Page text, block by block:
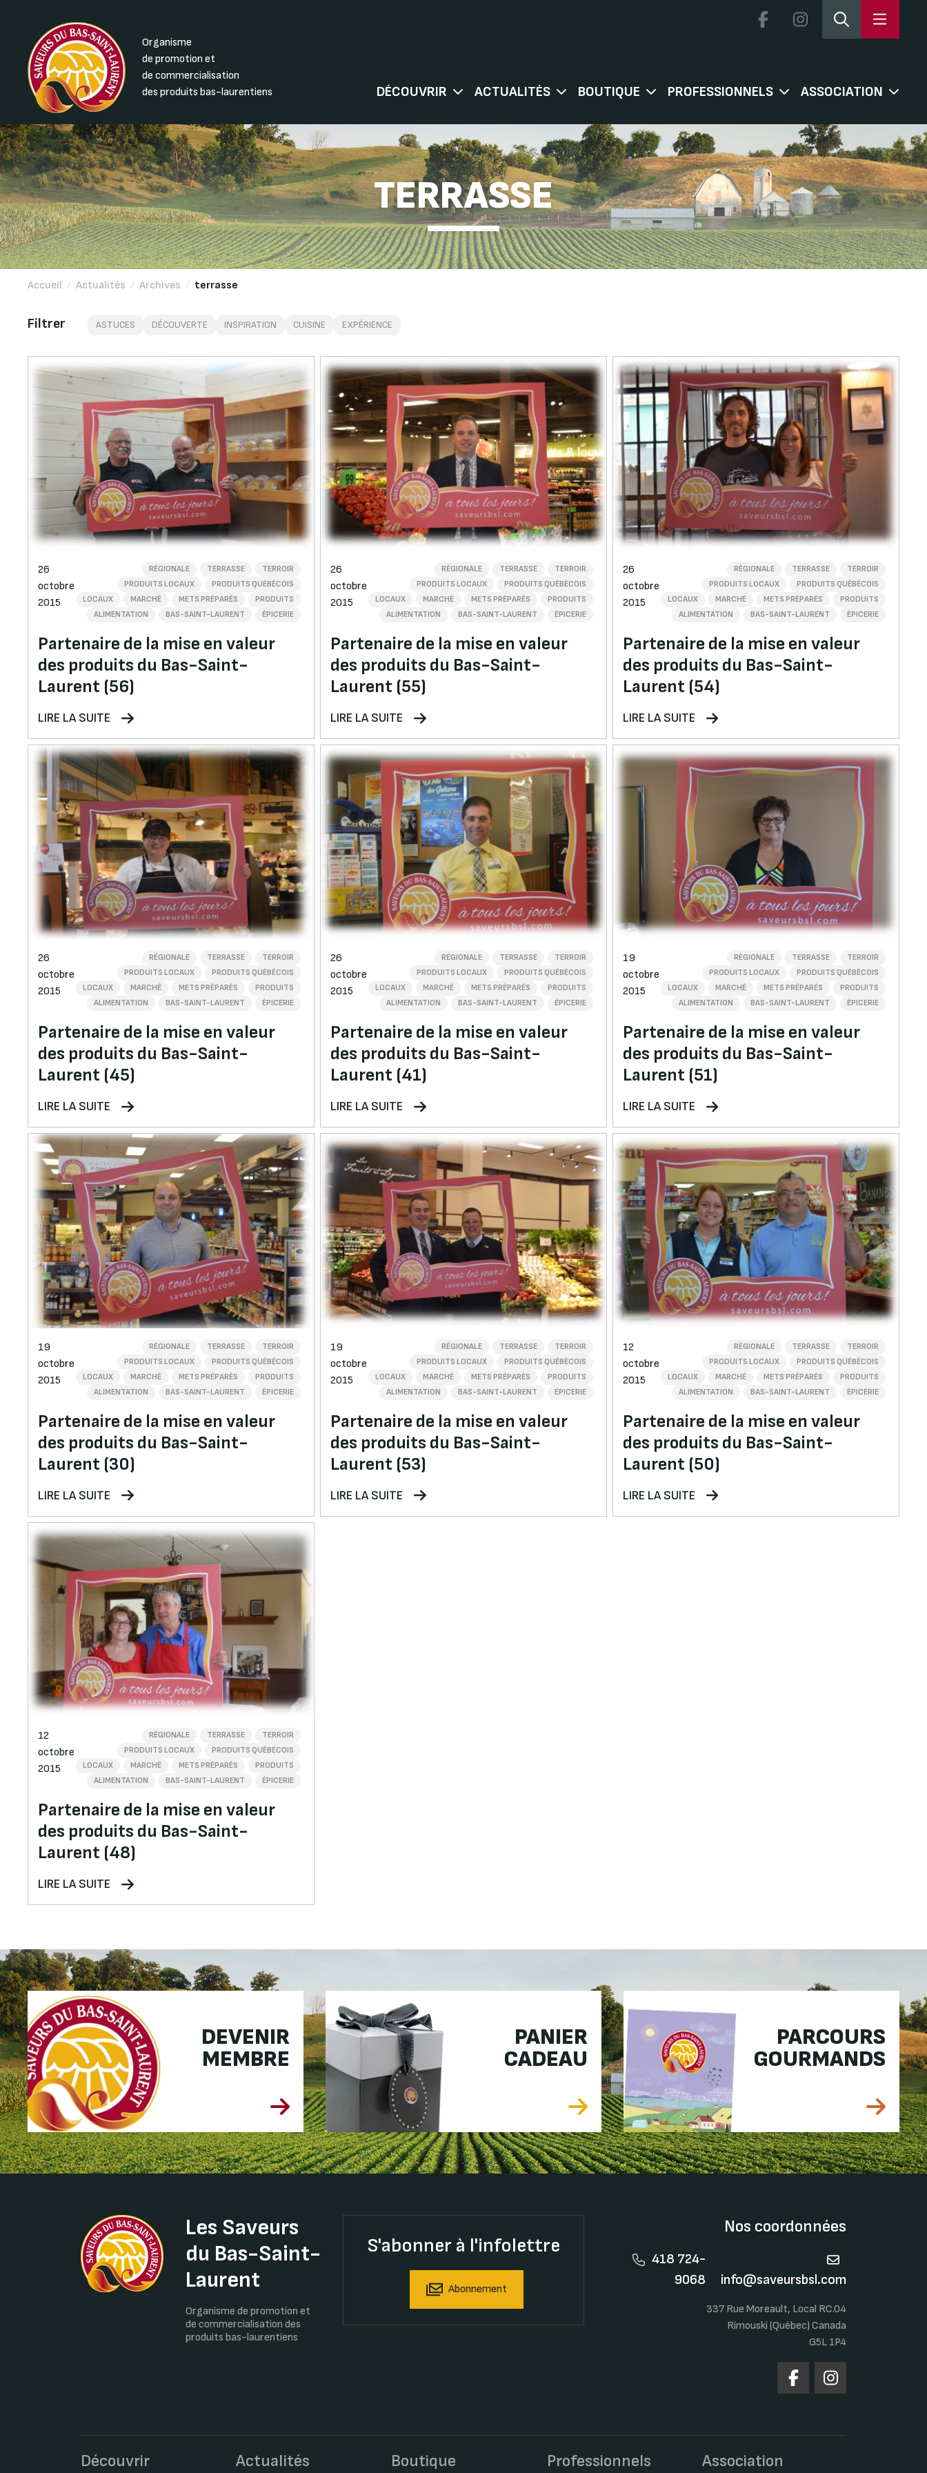
Organisme
de promotion et
de commercialisation
des produits bas-laurentiens
DÉCOUVRIR ACTUALITÉS BOUTIQUE PROFESSIONNELS ASSOCIATION
TERRASSE
Accueil / Actualités / Archives / terrasse
Filtrer ASTUCES DÉCOUVERTE INSPIRATION CUISINE EXPÉRIENCE
26
octobre
2015
ALIMENTATION BAS-SAINT-LAURENT ÉPICERIE
LOCAUX MARCHÉ METS PRÉPARÉS PRODUITS
PRODUITS LOCAUX PRODUITS QUÉBÉCOIS
RÉGIONALE TERRASSE TERROIR
Partenaire de la mise en valeur
des produits du Bas-Saint-
Laurent (56)
LIRE LA SUITE
26
octobre
2015
ALIMENTATION BAS-SAINT-LAURENT ÉPICERIE
LOCAUX MARCHÉ METS PRÉPARÉS PRODUITS
PRODUITS LOCAUX PRODUITS QUÉBÉCOIS
RÉGIONALE TERRASSE TERROIR
Partenaire de la mise en valeur
des produits du Bas-Saint-
Laurent (55)
LIRE LA SUITE
26
octobre
2015
ALIMENTATION BAS-SAINT-LAURENT ÉPICERIE
LOCAUX MARCHÉ METS PRÉPARÉS PRODUITS
PRODUITS LOCAUX PRODUITS QUÉBÉCOIS
RÉGIONALE TERRASSE TERROIR
Partenaire de la mise en valeur
des produits du Bas-Saint-
Laurent (54)
LIRE LA SUITE
26
octobre
2015
ALIMENTATION BAS-SAINT-LAURENT ÉPICERIE
LOCAUX MARCHÉ METS PRÉPARÉS PRODUITS
PRODUITS LOCAUX PRODUITS QUÉBÉCOIS
RÉGIONALE TERRASSE TERROIR
Partenaire de la mise en valeur
des produits du Bas-Saint-
Laurent (45)
LIRE LA SUITE
26
octobre
2015
ALIMENTATION BAS-SAINT-LAURENT ÉPICERIE
LOCAUX MARCHÉ METS PRÉPARÉS PRODUITS
PRODUITS LOCAUX PRODUITS QUÉBÉCOIS
RÉGIONALE TERRASSE TERROIR
Partenaire de la mise en valeur
des produits du Bas-Saint-
Laurent (41)
LIRE LA SUITE
19
octobre
2015
ALIMENTATION BAS-SAINT-LAURENT ÉPICERIE
LOCAUX MARCHÉ METS PRÉPARÉS PRODUITS
PRODUITS LOCAUX PRODUITS QUÉBÉCOIS
RÉGIONALE TERRASSE TERROIR
Partenaire de la mise en valeur
des produits du Bas-Saint-
Laurent (51)
LIRE LA SUITE
19
octobre
2015
ALIMENTATION BAS-SAINT-LAURENT ÉPICERIE
LOCAUX MARCHÉ METS PRÉPARÉS PRODUITS
PRODUITS LOCAUX PRODUITS QUÉBÉCOIS
RÉGIONALE TERRASSE TERROIR
Partenaire de la mise en valeur
des produits du Bas-Saint-
Laurent (30)
LIRE LA SUITE
19
octobre
2015
ALIMENTATION BAS-SAINT-LAURENT ÉPICERIE
LOCAUX MARCHÉ METS PRÉPARÉS PRODUITS
PRODUITS LOCAUX PRODUITS QUÉBÉCOIS
RÉGIONALE TERRASSE TERROIR
Partenaire de la mise en valeur
des produits du Bas-Saint-
Laurent (53)
LIRE LA SUITE
12
octobre
2015
ALIMENTATION BAS-SAINT-LAURENT ÉPICERIE
LOCAUX MARCHÉ METS PRÉPARÉS PRODUITS
PRODUITS LOCAUX PRODUITS QUÉBÉCOIS
RÉGIONALE TERRASSE TERROIR
Partenaire de la mise en valeur
des produits du Bas-Saint-
Laurent (50)
LIRE LA SUITE
12
octobre
2015
ALIMENTATION BAS-SAINT-LAURENT ÉPICERIE
LOCAUX MARCHÉ METS PRÉPARÉS PRODUITS
PRODUITS LOCAUX PRODUITS QUÉBÉCOIS
RÉGIONALE TERRASSE TERROIR
Partenaire de la mise en valeur
des produits du Bas-Saint-
Laurent (48)
LIRE LA SUITE
DEVENIR
MEMBRE
PANIER
CADEAU
PARCOURS
GOURMANDS
Les Saveurs
du Bas-Saint-
Laurent
Organisme de promotion et
de commercialisation des
produits bas-laurentiens
S'abonner à l'infolettre
Abonnement
Nos coordonnées
418 724-
9068
info@saveursbsl.com
337 Rue Moreault, Local RC.04
Rimouski (Québec) Canada
G5L 1P4
Découvrir Actualités Boutique Professionnels Association